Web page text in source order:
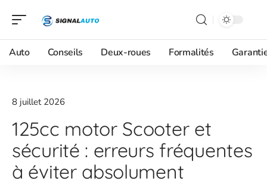
Auto Conseils Deux-roues Formalités
8 juillet 2026
125cc motor Scooter et
sécurité : erreurs fréquentes
à éviter absolument